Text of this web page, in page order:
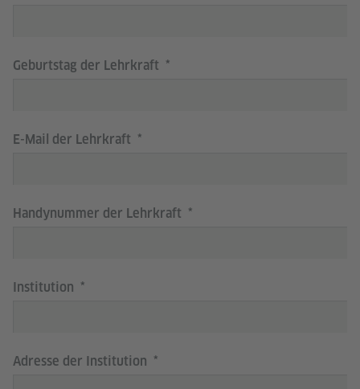
Geburtstag der Lehrkraft
E-Mail der Lehrkraft
Handynummer der Lehrkraft
Institution
Adresse der Institution